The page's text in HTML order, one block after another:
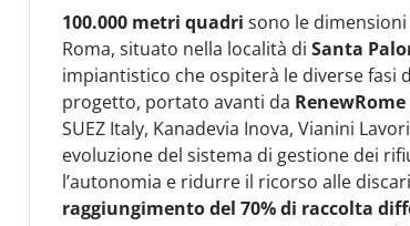
100.000 metri quadri sono le
Roma, situato nella località di Santa
impiantistico che ospiterà le diverse fasi
progetto, portato avanti da RenewRome
SUEZ Italy, Kanadevia Inova, Vianini
evoluzione del sistema di gestione dei
l’autonomia e ridurre il ricorso alle
raggiungimento del 70% di raccolta